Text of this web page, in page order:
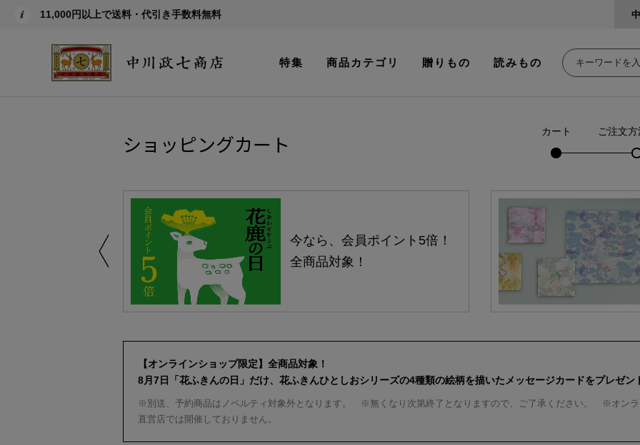
11,000円以上で送料・代引き手数料無料
特集 商品カテゴリ 贈りもの 読みもの
ショッピングカート カート ご注文
今なら、会員ポイント5倍！
全商品対象！
【オンラインショップ限定】全商品対象！
8月7日「花ふきんの日」だけ、花ふきんひとしおシリーズの4種類の絵柄を描いたメッセージカードをプレゼン
※別送、予約商品はノベルティ対象外となります。 ※無くなり次第終了となりますので、ご了承ください。 ※オンラ
直営店では開催しておりません。